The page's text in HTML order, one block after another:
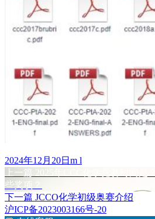
发
布
于
2024年12月20日 作
m l
文
章
导
上一篇
上
文
章：
2025年CCC化学竞赛时间是
些奖项？
下一篇 下
篇
JCCO化学初级奥赛介绍
沪ICP备2023003166号-20